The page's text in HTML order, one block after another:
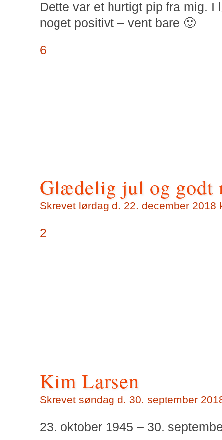
Dette var et hurtigt pip fra mig.
noget positivt – vent bare 🙂
6
Glædelig jul og godt
Skrevet lørdag d. 22. december 2018
2
Kim Larsen
Skrevet søndag d. 30. september
23. oktober 1945 – 30.